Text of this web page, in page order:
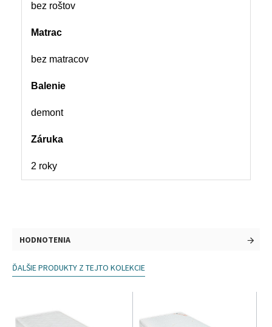
bez roštov
Matrac
bez matracov
Balenie
demont
Záruka
2 roky
HODNOTENIA
ĎALŠIE PRODUKTY Z TEJTO KOLEKCIE